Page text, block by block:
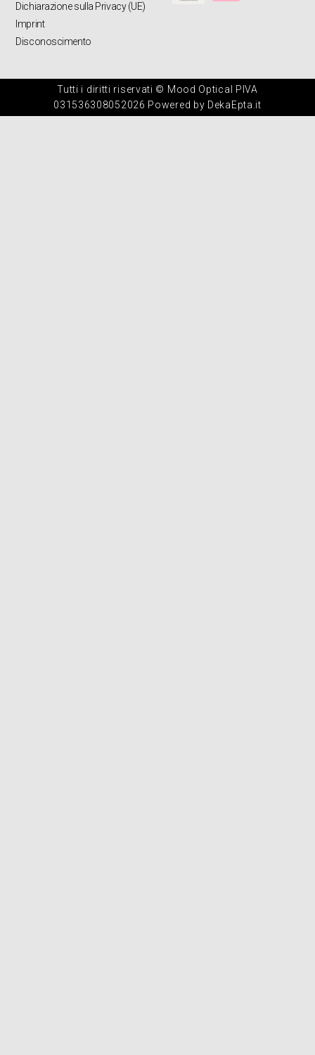
Dichiarazione sulla Privacy (UE)
Imprint
Disconoscimento
Tutti i diritti riservati © Mood Optical PIVA
031536308052026 Powered by DekaEpta.it